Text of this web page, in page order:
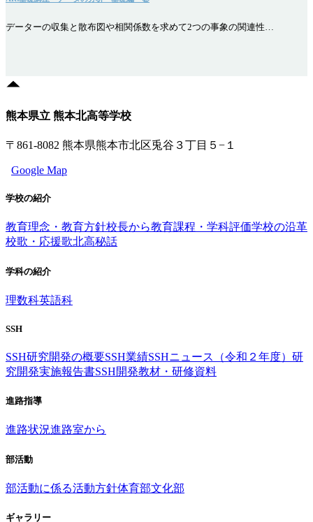
データーの収集と散布図や相関係数を求めて2つの事象の関連性…
熊本県立 熊本北高等学校
〒861-8082 熊本県熊本市北区兎谷３丁目５−１
Google Map
学校の紹介
教育理念・教育方針校長から教育課程・学科評価学校の沿革
校歌・応援歌北高秘話
学科の紹介
理数科英語科
SSH
SSH研究開発の概要SSH業績SSHニュース（令和２年度） 研
究開発実施報告書SSH開発教材・研修資料
進路指導
進路状況進路室から
部活動
部活動に係る活動方針体育部文化部
ギャラリー